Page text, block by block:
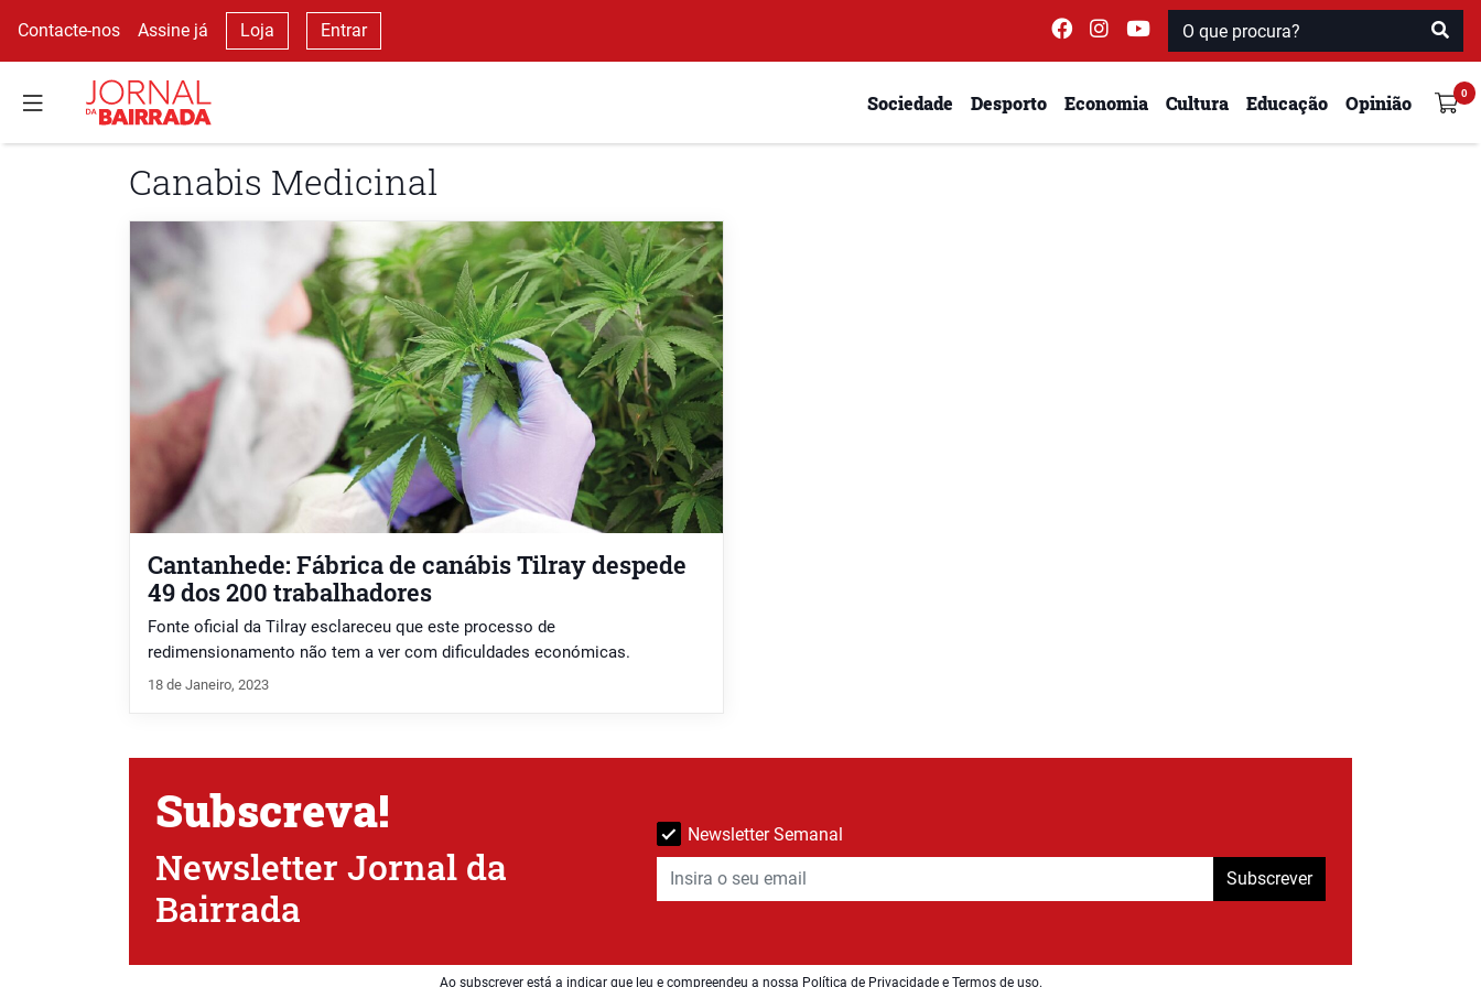
Contacte-nos Assine já Loja Entrar
Sociedade Desporto Economia Cultura Educação Opinião
Canabis Medicinal
Cantanhede: Fábrica de canábis Tilray despede
49 dos 200 trabalhadores
Fonte oficial da Tilray esclareceu que este processo de
redimensionamento não tem a ver com dificuldades económicas.
18 de Janeiro, 2023
Subscreva!
Newsletter Jornal da
Bairrada
Newsletter Semanal
Subscrever
Ao subscrever está a indicar que leu e compreendeu a nossa Política de Privacidade e Termos de uso.